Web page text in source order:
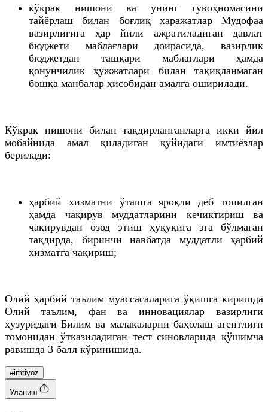
кўкрак нишони ва унинг гувоҳномасини
тайёрлаш билан боғлиқ харажатлар Мудофаа
вазирлигига ҳар йили ажратиладиган давлат
бюджети маблағлари доирасида, вазирлик
бюджетдан ташқари маблағлари ҳамда
қонунчилик ҳужжатлари билан тақиқланмаган
бошқа манбалар ҳисобидан амалга оширилади.
Кўкрак нишони билан тақдирланганларга икки йил
мобайнида амал қиладиган қуйидаги имтиёзлар
берилади:
ҳарбий хизматни ўташга яроқли деб топилган
ҳамда чақирув муддатларини кечиктириш ва
чақирувдан озод этиш ҳуқуқига эга бўлмаган
тақдирда, биринчи навбатда муддатли ҳарбий
хизматга чақириш;
Олий ҳарбий таълим муассасаларига ўқишга киришда
Олий таълим, фан ва инновациялар вазирлиги
ҳузуридаги Билим ва малакаларни баҳолаш агентлиги
томонидан ўтказиладиган тест синовларида қўшимча
равишда 3 балл кўринишида.
#imtiyoz
Уланиш